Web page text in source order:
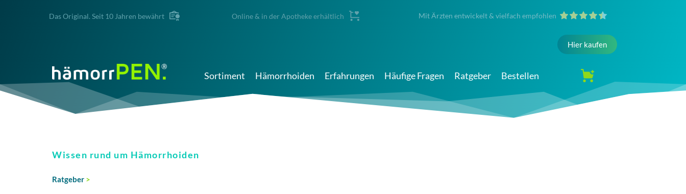
Das Original. Seit 10 Jahren bewährt Online & in der Apotheke erhältlich Mit Ärzten entwickelt & vielfach empfohlen
Hier kaufen
Sortiment Hämorrhoiden Erfahrungen Häufige Fragen Ratgeber Bestellen
Wissen rund um Hämorrhoiden
Ratgeber >